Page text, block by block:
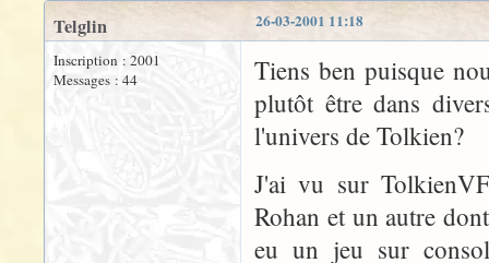
26-03-2001 11:18
Telglin
Inscription : 2001
Messages : 44
Tiens ben puisque
plutôt être dans
l'univers de Tolkien?
J'ai vu sur
Rohan et un autre
eu un jeu sur